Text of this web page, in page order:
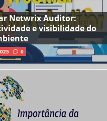
Netwrix Auditor:
e visibilidade do
0